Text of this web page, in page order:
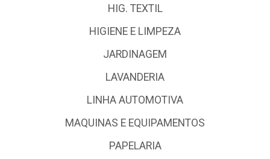
HIG. TEXTIL
HIGIENE E LIMPEZA
JARDINAGEM
LAVANDERIA
LINHA AUTOMOTIVA
MAQUINAS E EQUIPAMENTOS
PAPELARIA